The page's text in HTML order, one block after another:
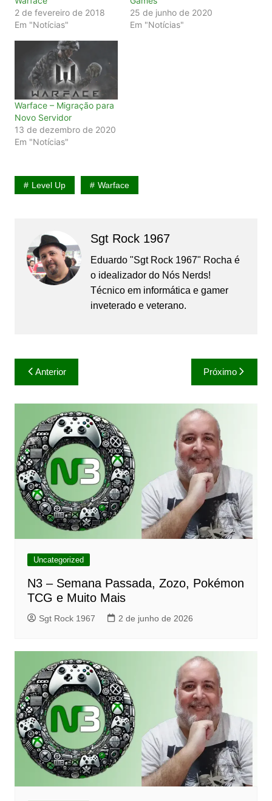
2 de fevereiro de 2018
Em "Notícias"
25 de junho de 2020
Em "Notícias"
Warface – Migração para
Novo Servidor
13 de dezembro de 2020
Em "Notícias"
Level Up Warface
Sgt Rock 1967
Eduardo "Sgt Rock 1967" Rocha é
o idealizador do Nós Nerds!
Técnico em informática e gamer
inveterado e veterano.
Navegação
de
Post
Anterior Próximo
Uncategorized
N3 – Semana Passada, Zozo, Pokémon
TCG e Muito Mais
Sgt Rock 1967 2 de junho de 2026